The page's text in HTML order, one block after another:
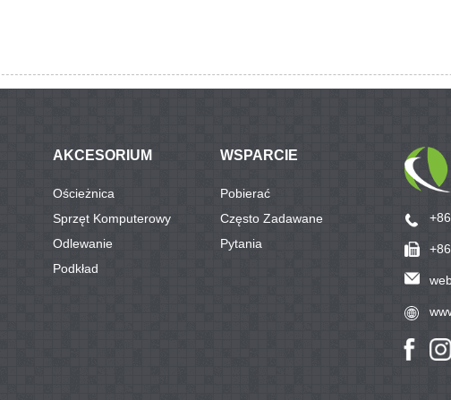
AKCESORIUM
Ościeżnica
Sprzęt Komputerowy
Odlewanie
Podkład
WSPARCIE
Pobierać
Często Zadawane
Pytania